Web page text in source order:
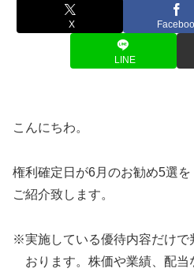
X
LINE
こんにちわ。
権利確定日が6月のお勧め5選を
ご紹介致します。
※実施している優待内容だけで
おります。株価や業績、配当